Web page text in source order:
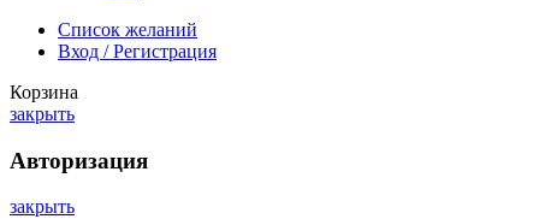
Список желаний
Вход / Регистрация
Корзина
закрыть
Авторизация
закрыть